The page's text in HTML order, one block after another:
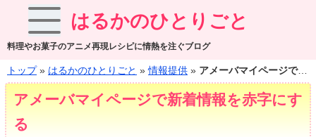
はるかのひとりごと
料理やお菓子のアニメ再現レシピに情熱を注ぐブログ
トップ» はるかのひとりごと »情報提供 » アメーバマイページで新着情報を赤字にする
アメーバマイページで新着情報を赤字にす
る